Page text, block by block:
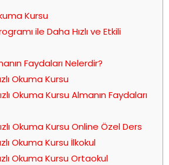
Kursu
ile Daha Hızlı ve Etkili
Faydaları Nelerdir?
Okuma Kursu
Okuma Kursu Almanın Faydaları
Okuma Kursu Online Özel Ders
Okuma Kursu İlkokul
Okuma Kursu Ortaokul